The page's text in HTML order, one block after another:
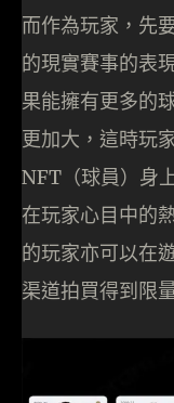
而作為玩家，先
的現實賽事的表
果能擁有更多的
更加大，這時玩
NFT（球員）身
在玩家心目中的
的玩家亦可以在
渠道拍買得到限